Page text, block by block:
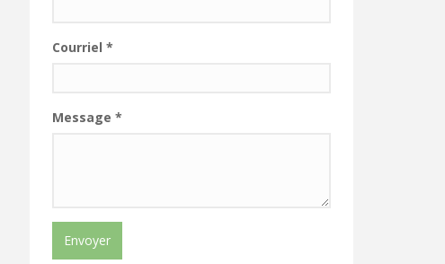
Courriel *
Message *
Envoyer